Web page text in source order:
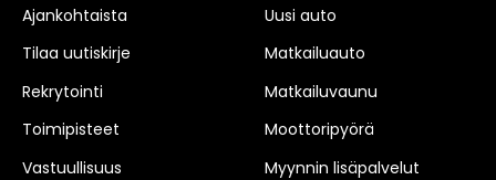
Ajankohtaista
Tilaa uutiskirje
Rekrytointi
Toimipisteet
Vastuullisuus
Uusi auto
Matkailuauto
Matkailuvaunu
Moottoripyörä
Myynnin lisäpalvelut